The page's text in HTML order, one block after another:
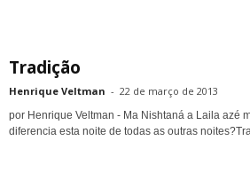
Tradição
Henrique Veltman - 22 de março de 2013
por Henrique Veltman - Ma Nishtaná a Laila azé
diferencia esta noite de todas as outras